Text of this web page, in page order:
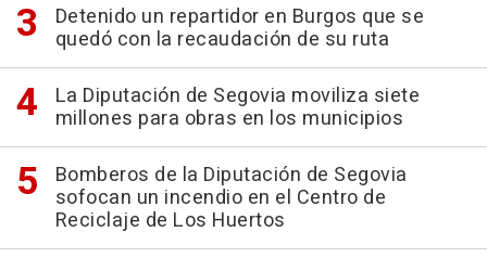
Detenido un repartidor en Burgos que se
quedó con la recaudación de su ruta
La Diputación de Segovia moviliza siete
millones para obras en los municipios
Bomberos de la Diputación de Segovia
sofocan un incendio en el Centro de
Reciclaje de Los Huertos